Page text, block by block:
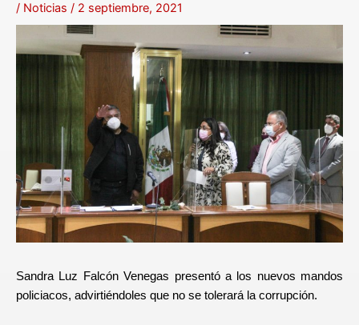
/ Noticias / 2 septiembre, 2021
Sandra Luz Falcón Venegas presentó a los nuevos mandos
policiacos, advirtiéndoles que no se tolerará la corrupción.